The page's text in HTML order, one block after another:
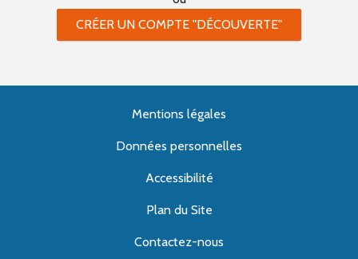
CRÉER UN COMPTE "DÉCOUVERTE"
Mentions légales
Données personnelles
Accessibilité
Plan du Site
Contactez-nous